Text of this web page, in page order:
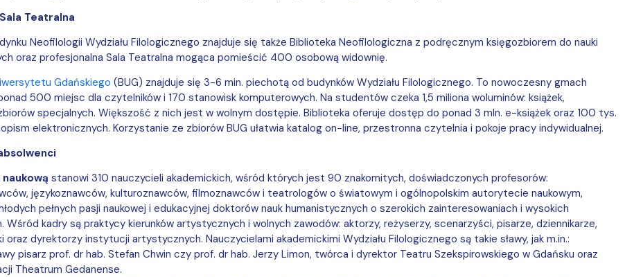
Teatralna
Neofilologii Wydziału Filologicznego znajduje się także Biblioteka Neofilologiczna z podręcznym księgozbiorem do nauki
oraz profesjonalna Sala Teatralna mogąca pomieścić 400 osobową widownię.
Gdańskiego (BUG) znajduje się 3-6 min. piechotą od budynków Wydziału Filologicznego. To nowoczesny gmach
500 miejsc dla czytelników i 170 stanowisk komputerowych. Na studentów czeka 1,5 miliona woluminów: książek,
specjalnych. Większość z nich jest w wolnym dostępie. Biblioteka oferuje dostęp do ponad 3 mln. e-książek oraz 100 tys.
elektronicznych. Korzystanie ze zbiorów BUG ułatwia katalog on-line, przestronna czytelnia i pokoje pracy indywidualnej.
stanowi 310 nauczycieli akademickich, wśród których jest 90 znakomitych, doświadczonych profesorów:
językoznawców, kulturoznawców, filmoznawców i teatrologów o światowym i ogólnopolskim autorytecie naukowym,
pełnych pasji naukowej i edukacyjnej doktorów nauk humanistycznych o szerokich zainteresowaniach i wysokich
Wśród kadry są praktycy kierunków artystycznych i wolnych zawodów: aktorzy, reżyserzy, scenarzyści, pisarze, dziennikarze,
oraz dyrektorzy instytucji artystycznych. Nauczycielami akademickimi Wydziału Filologicznego są takie sławy, jak m.in.:
pisarz prof. dr hab. Stefan Chwin czy prof. dr hab. Jerzy Limon, twórca i dyrektor Teatru Szekspirowskiego w Gdańsku oraz
Theatrum Gedanense.